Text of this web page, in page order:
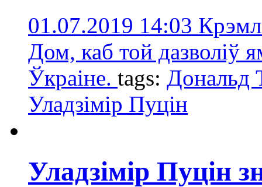
01.07.2019 14:03
Дом, каб той дазволіў
Ўкраіне. tags: Дональд
Уладзімір Пуцін
Уладзімір Пуцін